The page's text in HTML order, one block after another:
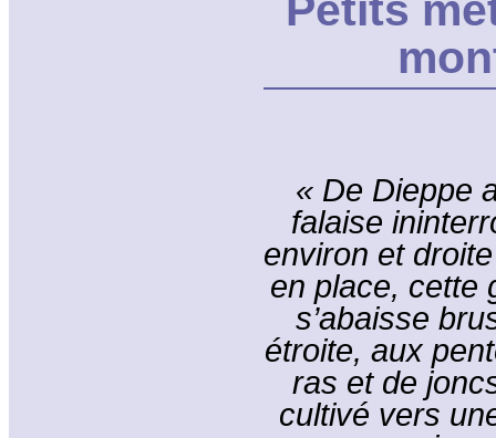
« De Dieppe
falaise
environ et
en place, cette
s’abaisse
étroite, aux
ras et de
cultivé vers